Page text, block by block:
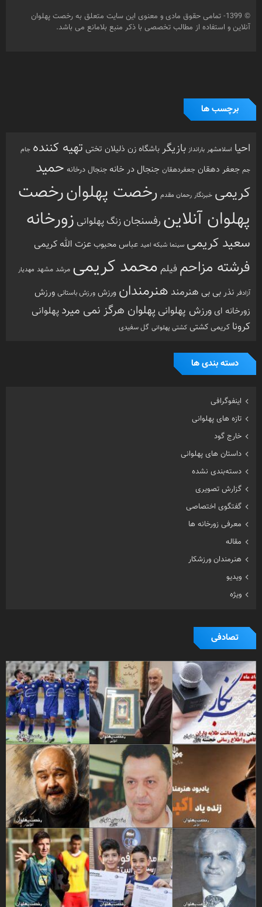
© 1399- تمامی حقوق مادی و معنوی این سایت متعلق به رخصت پهلوان
آنلاین و استفاده از مطالب تخصصی با ذکر منبع بلامانع می باشد.
برچسب ها
احیا اسلامشهر بارانداز بازیگرباشگاه زن ذلیلان تختی تهیه کننده جام
جم جعفر دهقان جعفردهقان جنجال در خانه جنجال درخانه حمید
کریمی خبرنگار رحمان مقدم رخصت پهلوانرخصت
پهلوان آنلاین رفسنجان زنگ پهلوانی زورخانه
سعید کریمی سینما شبکه امید عباس محبوبعزت الله کریمی
فرشته مزاحمفیلم محمد کریمی مرشد مشهد مهدیار
آزادفر نذر بی بی هنرمند هنرمندان ورزش ورزش باستانی ورزش
زورخانه ای ورزش پهلوانی پهلوان هرگز نمی میرد پهلوانی
کرونا کریمی کشتی کشتی پهلوانی گل سفیدی
دسته بندی ها
اینفوگرافی
تازه های پهلوانی
خارج گود
داستان های پهلوانی
دسته‌بندی نشده
گزارش تصویری
گفتگوی اختصاصی
معرفی زورخانه ها
مقاله
هنرمندان ورزشکار
ویدیو
ویژه
تصادفی